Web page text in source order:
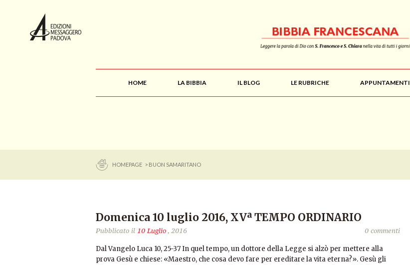
HOME LA BIBBIA IL BLOG LE RUBRICHE APPUNTAMENTI
HOMEPAGE > BUON SAMARITANO
Domenica 10 luglio 2016, XVª TEMPO ORDINARIO
Pubblicato il 10 Luglio, 2016 0 commenti
Dal Vangelo Luca 10, 25-37 In quel tempo, un dottore della Legge si alzò per mettere alla
prova Gesù e chiese: «Maestro, che cosa devo fare per ereditare la vita eterna?». Gesù gli